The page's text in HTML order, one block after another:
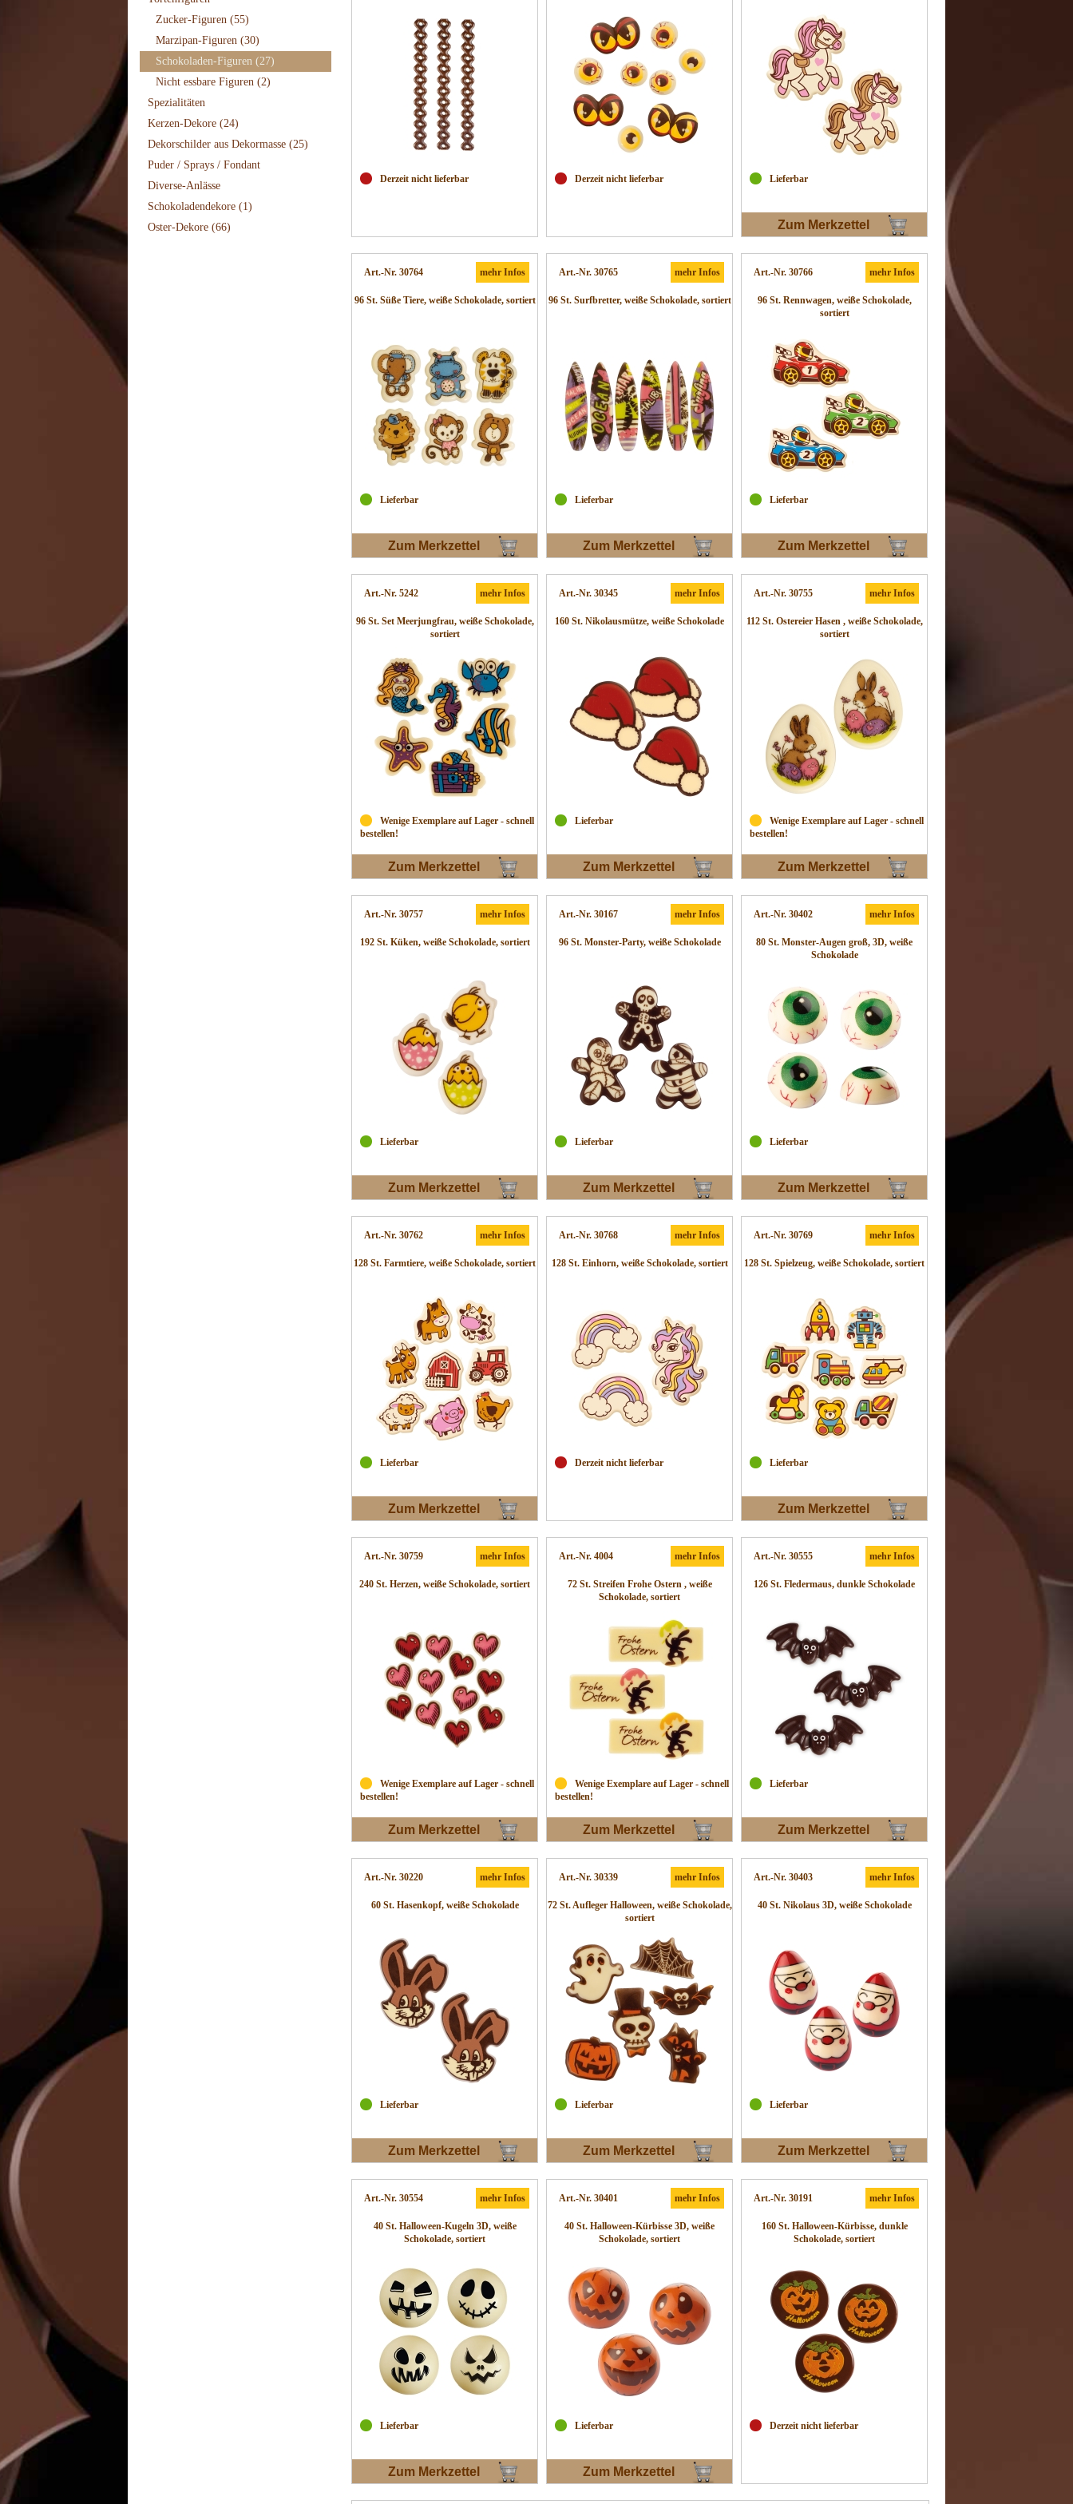
Zucker-Figuren (55)
Marzipan-Figuren (30)
Schokoladen-Figuren (27)
Nicht essbare Figuren (2)
Spezialitäten
Kerzen-Dekore (24)
Dekorschilder aus Dekormasse (25)
Puder / Sprays / Fondant
Diverse-Anlässe
Schokoladendekore (1)
Oster-Dekore (66)
Derzeit nicht lieferbar Derzeit nicht lieferbar Lieferbar
Zum Merkzettel
Art.-Nr. 30764 mehr Infos
96 St. Süße Tiere, weiße Schokolade, sortiert
Lieferbar
Zum Merkzettel
Art.-Nr. 30765 mehr Infos
96 St. Surfbretter, weiße Schokolade, sortiert
Lieferbar
Zum Merkzettel
Art.-Nr. 30766 mehr Infos
96 St. Rennwagen, weiße Schokolade,
sortiert
Lieferbar
Zum Merkzettel
Art.-Nr. 5242 mehr Infos
96 St. Set Meerjungfrau, weiße Schokolade,
sortiert
Wenige Exemplare auf Lager - schnell
bestellen!
Zum Merkzettel
Art.-Nr. 30345 mehr Infos
160 St. Nikolausmütze, weiße Schokolade
Lieferbar
Zum Merkzettel
Art.-Nr. 30755 mehr Infos
112 St. Ostereier Hasen , weiße Schokolade,
sortiert
Wenige Exemplare auf Lager - schnell
bestellen!
Zum Merkzettel
Art.-Nr. 30757 mehr Infos
192 St. Küken, weiße Schokolade, sortiert
Lieferbar
Zum Merkzettel
Art.-Nr. 30167 mehr Infos
96 St. Monster-Party, weiße Schokolade
Lieferbar
Zum Merkzettel
Art.-Nr. 30402 mehr Infos
80 St. Monster-Augen groß, 3D, weiße
Schokolade
Lieferbar
Zum Merkzettel
Art.-Nr. 30762 mehr Infos
128 St. Farmtiere, weiße Schokolade, sortiert
Lieferbar
Zum Merkzettel
Art.-Nr. 30768 mehr Infos
128 St. Einhorn, weiße Schokolade, sortiert
Derzeit nicht lieferbar
Art.-Nr. 30769 mehr Infos
128 St. Spielzeug, weiße Schokolade, sortiert
Lieferbar
Zum Merkzettel
Art.-Nr. 30759 mehr Infos
240 St. Herzen, weiße Schokolade, sortiert
Wenige Exemplare auf Lager - schnell
bestellen!
Zum Merkzettel
Art.-Nr. 4004 mehr Infos
72 St. Streifen Frohe Ostern , weiße
Schokolade, sortiert
Wenige Exemplare auf Lager - schnell
bestellen!
Zum Merkzettel
Art.-Nr. 30555 mehr Infos
126 St. Fledermaus, dunkle Schokolade
Lieferbar
Zum Merkzettel
Art.-Nr. 30220 mehr Infos
60 St. Hasenkopf, weiße Schokolade
Lieferbar
Zum Merkzettel
Art.-Nr. 30339 mehr Infos
72 St. Aufleger Halloween, weiße Schokolade,
sortiert
Lieferbar
Zum Merkzettel
Art.-Nr. 30403 mehr Infos
40 St. Nikolaus 3D, weiße Schokolade
Lieferbar
Zum Merkzettel
Art.-Nr. 30554 mehr Infos
40 St. Halloween-Kugeln 3D, weiße
Schokolade, sortiert
Lieferbar
Zum Merkzettel
Art.-Nr. 30401 mehr Infos
40 St. Halloween-Kürbisse 3D, weiße
Schokolade, sortiert
Lieferbar
Zum Merkzettel
Art.-Nr. 30191 mehr Infos
160 St. Halloween-Kürbisse, dunkle
Schokolade, sortiert
Derzeit nicht lieferbar